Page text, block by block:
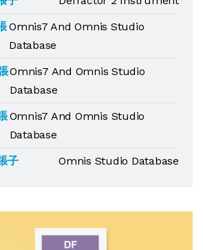
Omnis7 And Omnis Studio
Database
Omnis7 And Omnis Studio
Database
Omnis7 And Omnis Studio
Database
子
Omnis Studio Database